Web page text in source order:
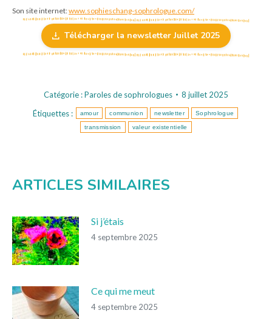
Son site internet:www.sophieschang-sophrologue.com/
Télécharger la newsletter Juillet 2025
Catégorie :Paroles de sophrologues
8 juillet 2025
Étiquettes :
amour communion newsletter Sophrologue
transmission valeur existentielle
ARTICLES SIMILAIRES
Si j’étais
4 septembre 2025
Ce qui me meut
4 septembre 2025